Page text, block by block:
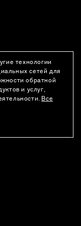
технологии
сетей для
обратной
и услуг,
Все